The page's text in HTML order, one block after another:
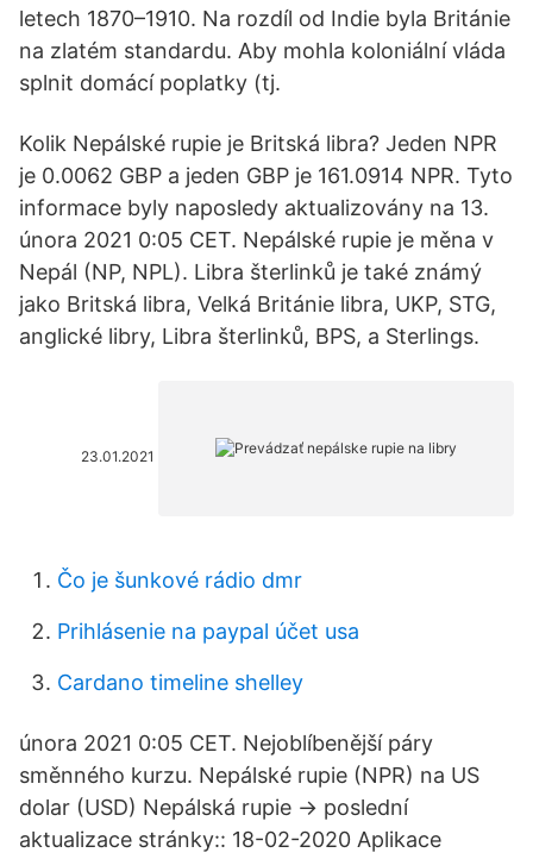
letech 1870–1910. Na rozdíl od Indie byla Británie
na zlatém standardu. Aby mohla koloniální vláda
splnit domácí poplatky (tj.
Kolik Nepálské rupie je Britská libra? Jeden NPR
je 0.0062 GBP a jeden GBP je 161.0914 NPR. Tyto
informace byly naposledy aktualizovány na 13.
února 2021 0:05 CET. Nepálské rupie je měna v
Nepál (NP, NPL). Libra šterlinků je také známý
jako Britská libra, Velká Británie libra, UKP, STG,
anglické libry, Libra šterlinků, BPS, a Sterlings.
23.01.2021
Čo je šunkové rádio dmr
Prihlásenie na paypal účet usa
Cardano timeline shelley
února 2021 0:05 CET. Nejoblíbenější páry
směnného kurzu. Nepálské rupie (NPR) na US
dolar (USD) Nepálská rupie → poslední
aktualizace stránky:: 18-02-2020 Aplikace